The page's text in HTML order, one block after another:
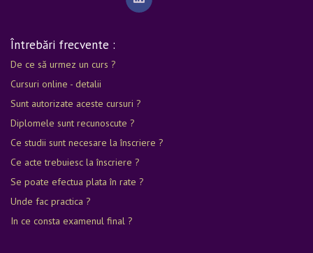
Întrebări frecvente :
De ce să urmez un curs ?
Cursuri online - detalii
Sunt autorizate aceste cursuri ?
Diplomele sunt recunoscute ?
Ce studii sunt necesare la înscriere ?
Ce acte trebuiesc la înscriere ?
Se poate efectua plata în rate ?
Unde fac practica ?
In ce consta examenul final ?